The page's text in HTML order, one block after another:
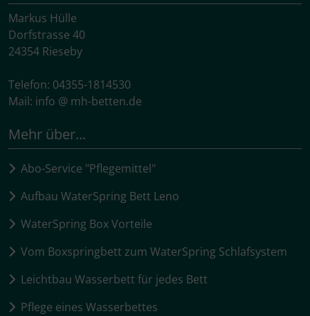
Markus Hülle
Dorfstrasse 40
24354 Rieseby
Telefon: 04355-1814530
Mail: info @ mh-betten.de
Mehr über...
Abo-Service "Pflegemittel"
Aufbau WaterSpring Bett Leno
WaterSpring Box Vorteile
Vom Boxspringbett zum WaterSpring Schlafsystem
Leichtbau Wasserbett für jedes Bett
Pflege eines Wasserbettes